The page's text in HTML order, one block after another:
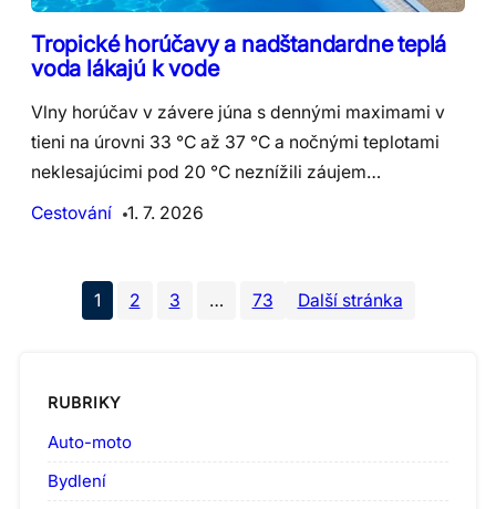
Tropické horúčavy a nadštandardne teplá
voda lákajú k vode
Vlny horúčav v závere júna s dennými maximami v
tieni na úrovni 33 °C až 37 °C a nočnými teplotami
neklesajúcimi pod 20 °C neznížili záujem…
Cestování
1. 7. 2026
1 2 3 … 73 Další stránka
RUBRIKY
Auto-moto
Bydlení